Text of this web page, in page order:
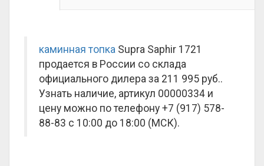
каминная топка Supra Saphir 1721
продается в России со склада
официального дилера за 211 995 руб..
Узнать наличие, артикул 00000334 и
цену можно по телефону +7 (917) 578-
88-83 с 10:00 до 18:00 (МСК).